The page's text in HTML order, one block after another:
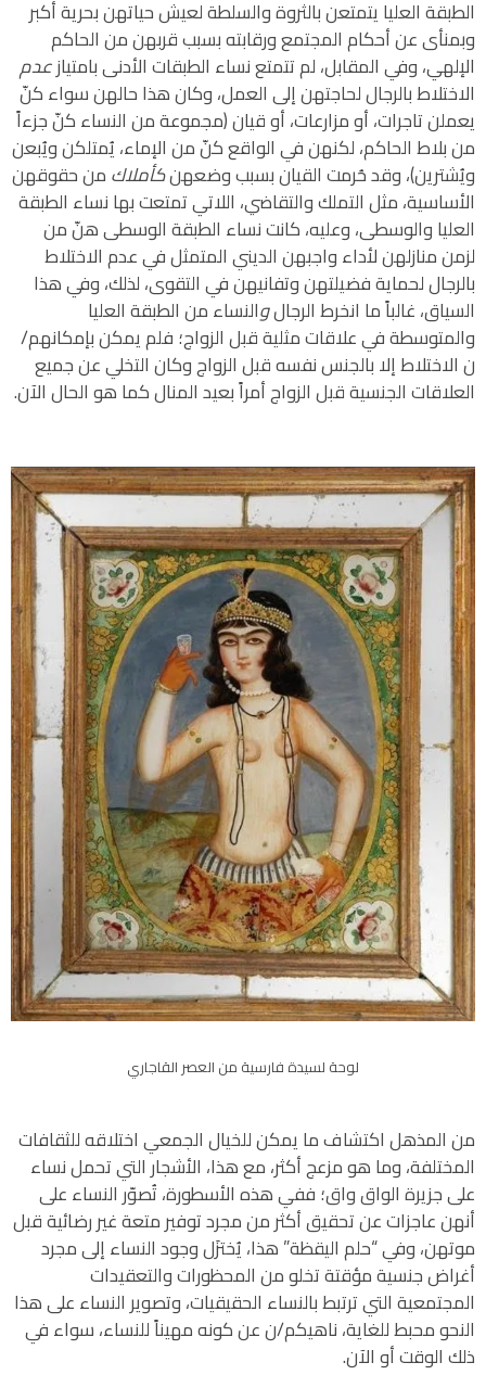
الطبقة العليا يتمتعن بالثروة والسلطة لعيش حياتهن بحرية أكبر
وبمنأى عن أحكام المجتمع ورقابته بسبب قربهن من الحاكم
الإلهي، وفي المقابل، لم تتمتع نساء الطبقات الأدنى بامتيازعدم
الاختلاط بالرجال لحاجتهن إلى العمل، وكان هذا حالهن سواء كنّ
يعملن تاجرات، أو مزارعات، أو قيان (مجموعة من النساء كنّ جزءاً
من بلاط الحاكم، لكنهن في الواقع كنّ من الإماء، يُمتلكن ويُبعن
ويُشترين)، وقد حُرمت القيان بسبب وضعهنكأملاكمن حقوقهن
الأساسية، مثل التملك والتقاضي، اللاتي تمتعت بها نساء الطبقة
العليا والوسطى، وعليه، كانت نساء الطبقة الوسطى هنّ من
لزمن منازلهن لأداء واجبهن الديني المتمثل في عدم الاختلاط
بالرجال لحماية فضيلتهن وتفانيهن في التقوى، لذلك، وفي هذا
السياق، غالباً ما انخرط الرجالوالنساء من الطبقة العليا
والمتوسطة في علاقات مثلية قبل الزواج؛ فلم يمكن بإمكانهم/
ن الاختلاط إلا بالجنس نفسه قبل الزواج وكان التخلي عن جميع
العلاقات الجنسية قبل الزواج أمراً بعيد المنال كما هو الحال الآن.
لوحة لسيدة فارسية من العصر القاجاري
من المذهل اكتشاف ما يمكن للخيال الجمعي اختلاقه للثقافات
المختلفة، وما هو مزعج أكثر، مع هذا، الأشجار التي تحمل نساء
على جزيرة الواق واق؛ ففي هذه الأسطورة، تُصوّر النساء على
أنهن عاجزات عن تحقيق أكثر من مجرد توفير متعة غير رضائية قبل
موتهن، وفي “حلم اليقظة” هذا، يُختزَل وجود النساء إلى مجرد
أغراض جنسية مؤقتة تخلو من المحظورات والتعقيدات
المجتمعية التي ترتبط بالنساء الحقيقيات، وتصوير النساء على هذا
النحو محبط للغاية، ناهيكم/ن عن كونه مهيناً للنساء، سواء في
ذلك الوقت أو الآن.